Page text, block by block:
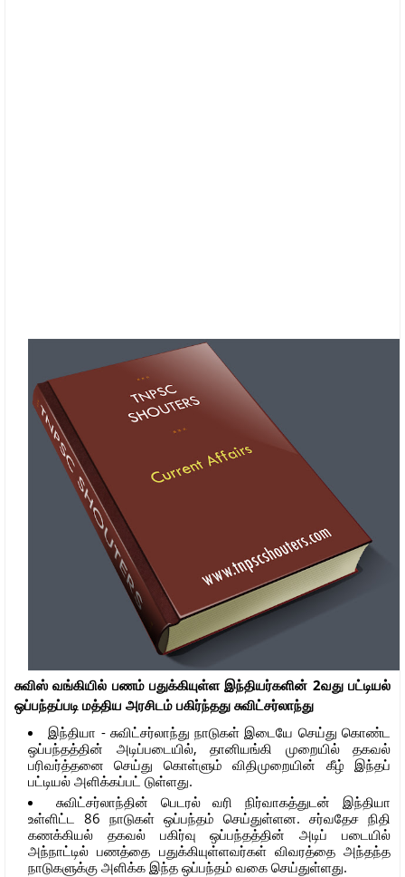
சுவிஸ் வங்கியில் பணம் பதுக்கியுள்ள இந்தியர்களின் 2வது பட்டியல்
ஒப்பந்தப்படி மத்திய அரசிடம் பகிர்ந்தது சுவிட்சர்லாந்து
இந்தியா - சுவிட்சர்லாந்து நாடுகள் இடையே செய்து கொண்ட
ஒப்பந்தத்தின் அடிப்படையில், தானியங்கி முறையில் தகவல்
பரிவர்த்தனை செய்து கொள்ளும் விதிமுறையின் கீழ் இந்தப்
பட்டியல் அளிக்கப்பட் டுள்ளது.
சுவிட்சர்லாந்தின் பெடரல் வரி நிர்வாகத்துடன் இந்தியா
உள்ளிட்ட 86 நாடுகள் ஒப்பந்தம் செய்துள்ளன. சர்வதேச நிதி
கணக்கியல் தகவல் பகிர்வு ஒப்பந்தத்தின் அடிப் படையில்
அந்நாட்டில் பணத்தை பதுக்கியுள்ளவர்கள் விவரத்தை அந்தந்த
நாடுகளுக்கு அளிக்க இந்த ஒப்பந்தம் வகை செய்துள்ளது.